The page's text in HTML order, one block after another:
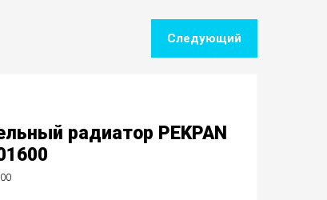
Следующий
радиатор PEKPAN